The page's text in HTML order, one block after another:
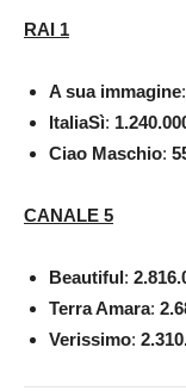
RAI 1
A sua immagine:
ItaliaSì:
Ciao Maschio:
CANALE 5
Beautiful:
Terra Amara:
Verissimo: